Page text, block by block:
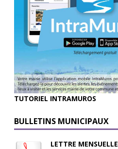
TUTORIEL INTRAMUROS
BULLETINS MUNICIPAUX
LETTRE